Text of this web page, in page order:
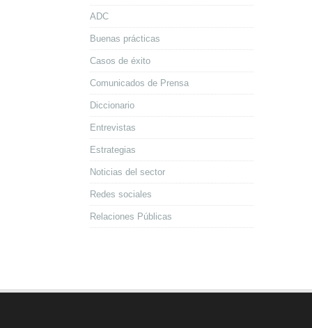
ADC
Buenas prácticas
Casos de éxito
Comunicados de Prensa
Diccionario
Entrevistas
Estrategias
Noticias del sector
Redes sociales
Relaciones Públicas